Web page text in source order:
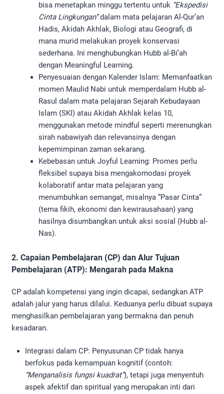
bisa menetapkan minggu tertentu untuk “Ekspedisi
Cinta Lingkungan”dalam mata pelajaran Al-Qur’an
Hadis, Akidah Akhlak, Biologi atau Geografi, di
mana murid melakukan proyek konservasi
sederhana. Ini menghubungkan Hubb al-Bi’ah
dengan Meaningful Learning.
Penyesuaian dengan Kalender Islam: Memanfaatkan
momen Maulid Nabi untuk memperdalam Hubb al-
Rasul dalam mata pelajaran Sejarah Kebudayaan
Islam (SKI) atau Akidah Akhlak kelas 10,
menggunakan metode mindful seperti merenungkan
sirah nabawiyah dan relevansinya dengan
kepemimpinan zaman sekarang.
Kebebasan untuk Joyful Learning: Promes perlu
fleksibel supaya bisa mengakomodasi proyek
kolaboratif antar mata pelajaran yang
menumbuhkan semangat, misalnya “Pasar Cinta”
(tema fikih, ekonomi dan kewirausahaan) yang
hasilnya disumbangkan untuk aksi sosial (Hubb al-
Nas).
2. Capaian Pembelajaran (CP) dan Alur Tujuan
Pembelajaran (ATP): Mengarah pada Makna
CP adalah kompetensi yang ingin dicapai, sedangkan ATP
adalah jalur yang harus dilalui. Keduanya perlu dibuat supaya
menghasilkan pembelajaran yang bermakna dan penuh
kesadaran.
Integrasi dalam CP: Penyusunan CP tidak hanya
berfokus pada kemampuan kognitif (contoh:
“Menganalisis fungsi kuadrat”), tetapi juga menyentuh
aspek afektif dan spiritual yang merupakan inti dari